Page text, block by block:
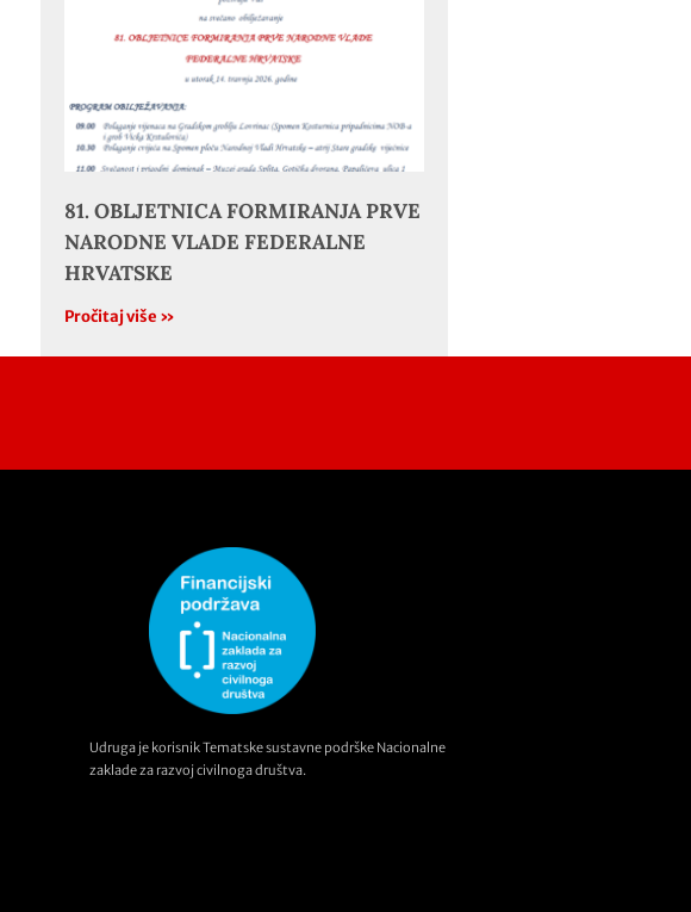
81. OBLJETNICA FORMIRANJA PRVE
NARODNE VLADE FEDERALNE
HRVATSKE
Pročitaj više »
Udruga je korisnik Tematske sustavne podrške Nacionalne
zaklade za razvoj civilnoga društva.